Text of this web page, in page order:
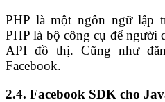
PHP là một ngôn ngữ lập
PHP là bộ công cụ để người
API đồ thị. Cũng như
Facebook.
2.4. Facebook SDK cho